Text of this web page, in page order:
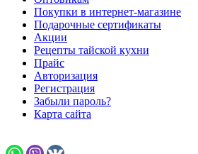
Покупки в интернет-магазине
Подарочные сертификаты
Акции
Рецепты тайской кухни
Прайс
Авторизация
Регистрация
Забыли пароль?
Карта сайта